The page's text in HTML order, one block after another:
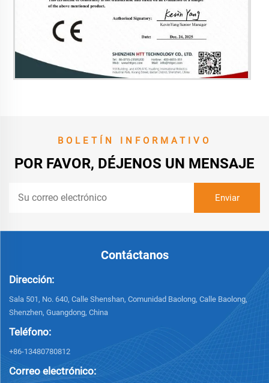
BOLETÍN INFORMATIVO
POR FAVOR, DÉJENOS UN MENSAJE
Contáctanos
Dirección:
Sala 501, No. 640, Calle Shenshan, Comunidad Baolong, Calle Baolong,
Shenzhen, Guangdong, China
Teléfono:
+86-13480780812
Correo electrónico: